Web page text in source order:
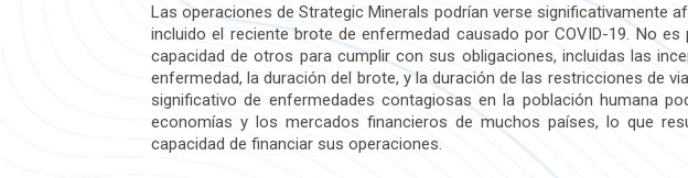
Las operaciones de Strategic Minerals podrían verse significativamente
incluido el reciente brote de enfermedad causado por COVID-19. No
capacidad de otros para cumplir con sus obligaciones, incluidas las
enfermedad, la duración del brote, y la duración de las restricciones de
significativo de enfermedades contagiosas en la población humana
economías y los mercados financieros de muchos países, lo que
capacidad de financiar sus operaciones.